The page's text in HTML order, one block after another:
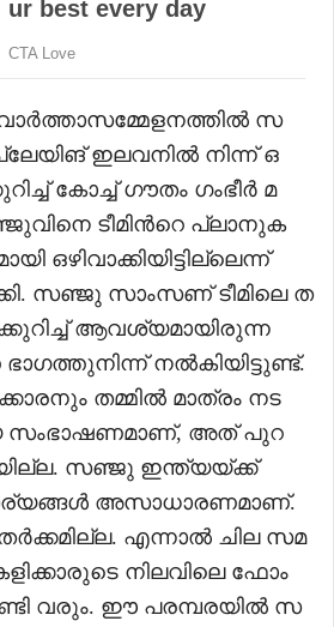
സ
ഇലവനിൽ നിന്ന് ഒ
കോച്ച് ഗൗതം ഗംഭീർ മ
ടീമിന്‍റെ പ്ലാനുക
ഒഴിവാക്കിയിട്ടില്ലെന്ന്
സഞ്ജു സാംസണ് ടീമിലെ ത
ആവശ്യമായിരുന്ന
നൽകിയിട്ടുണ്ട്.
തമ്മിൽ മാത്രം നട
സംഭാഷണമാണ്, അത് പുറ
സഞ്ജു ഇന്ത്യയ്ക്ക്
അസാധാരണമാണ്.
എന്നാൽ ചില സമ
നിലവിലെ ഫോം
വരും. ഈ പരമ്പരയിൽ സ